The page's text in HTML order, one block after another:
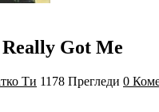
Got Me
Ти 1178 Прегледи 0